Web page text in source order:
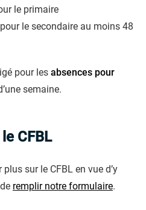
le primaire
pour le secondaire au moins 48
pour les absences pour
semaine.
CFBL
sur le CFBL en vue d’y
remplir notre formulaire.